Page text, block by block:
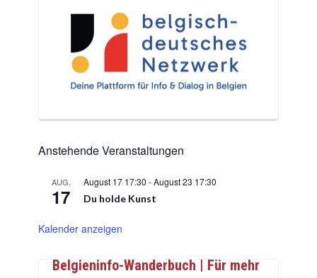
Anstehende Veranstaltungen
AUG.
17
August 17 17:30 -August 23 17:30
Du holde Kunst
Kalender anzeigen
Belgieninfo-Wanderbuch | Für mehr